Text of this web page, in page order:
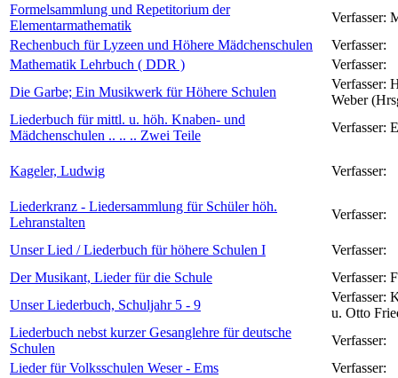
Formelsammlung und Repetitorium der
Elementarmathematik
Verfasser:
Rechenbuch für Lyzeen und Höhere Mädchenschulen
Verfasser:
Mathematik Lehrbuch ( DDR )
Verfasser:
Die Garbe; Ein Musikwerk für Höhere Schulen
Verfasser:
Weber
Liederbuch für mittl. u. höh. Knaben- und
Mädchenschulen .. .. .. Zwei Teile
Verfasser:
Kageler, Ludwig Verfasser:
Liederkranz - Liedersammlung für Schüler höh.
Lehranstalten
Verfasser:
Unser Lied / Liederbuch für höhere Schulen I
Verfasser:
Der Musikant, Lieder für die Schule
Verfasser:
Unser Liederbuch, Schuljahr 5 - 9
Verfasser:
u. Otto
Liederbuch nebst kurzer Gesanglehre für deutsche
Schulen
Verfasser:
Lieder für Volksschulen Weser - Ems
Verfasser: